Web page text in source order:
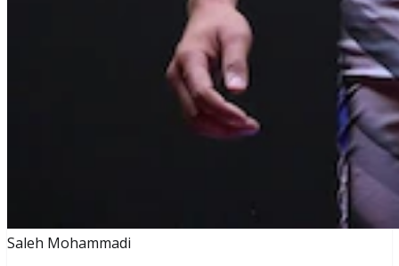
Saleh Mohammadi